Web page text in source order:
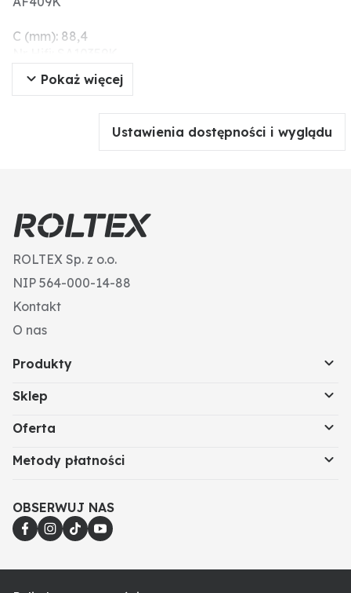
C (mm): 88,4
H (mm): 315,6
Nr Fleetguard: AF409K
Pokaż więcej
Ustawienia dostępności i wyglądu
ROLTEX Sp. z o.o.
NIP 564-000-14-88
Kontakt
O nas
Produkty
Sklep
Oferta
Metody płatności
OBSERWUJ NAS